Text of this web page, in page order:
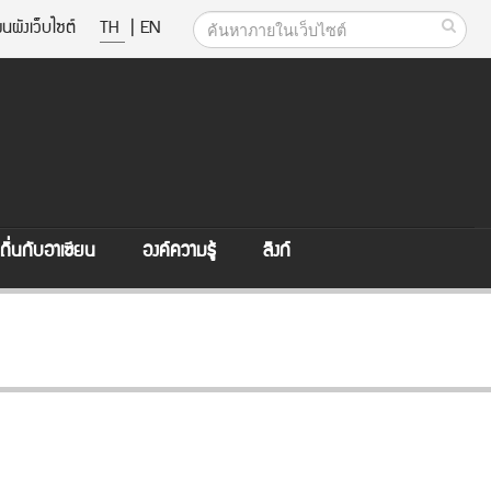
ผังเว็บไซต์ TH | EN
นกับอาเซียน องค์ความรู้ ลิงก์